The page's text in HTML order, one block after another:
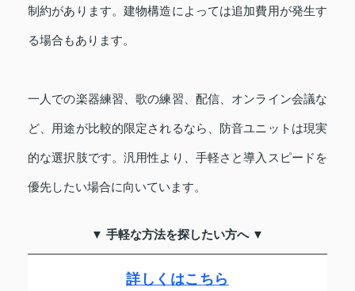
制約があります。建物構造によっては追加費用が発生す
る場合もあります。
一人での楽器練習、歌の練習、配信、オンライン会議な
ど、用途が比較的限定されるなら、防音ユニットは現実
的な選択肢です。汎用性より、手軽さと導入スピードを
優先したい場合に向いています。
▼ 手軽な方法を探したい方へ ▼
詳しくはこちら